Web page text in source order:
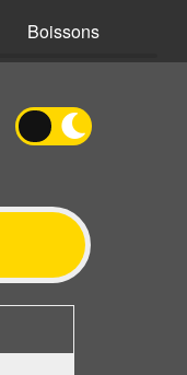
Boissons